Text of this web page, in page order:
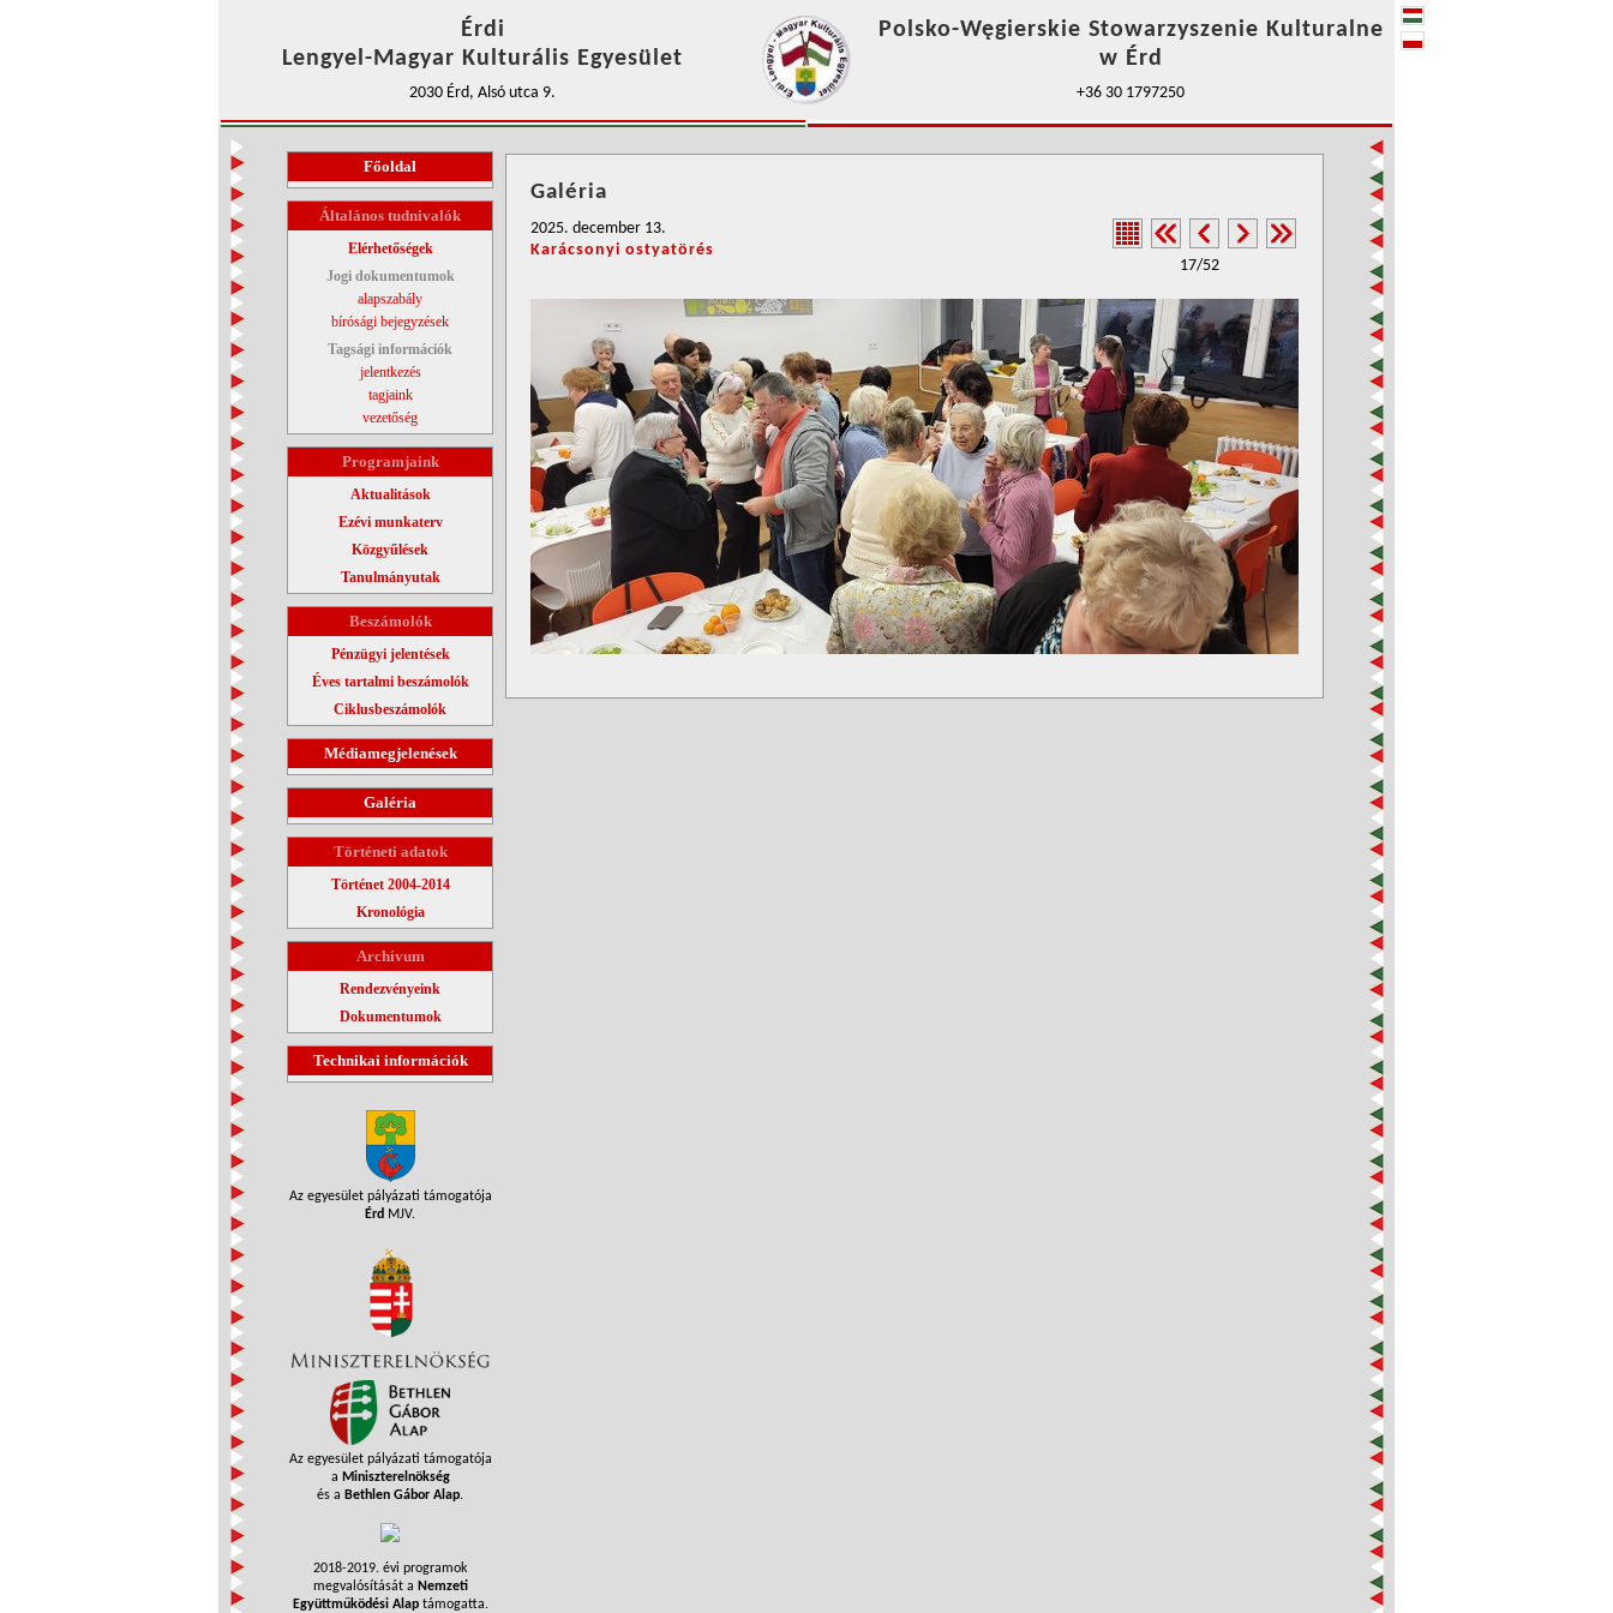
Érdi
Lengyel-Magyar Kulturális Egyesület
2030 Érd, Alsó utca 9.
Polsko-Węgierskie Stowarzyszenie Kulturalne
w Érd
+36 30 1797250
Főoldal
Általános tudnivalók
Elérhetőségek
Jogi dokumentumok
alapszabály
bírósági bejegyzések
Tagsági információk
jelentkezés
tagjaink
vezetőség
Programjaink
Aktualitások
Ezévi munkaterv
Közgyűlések
Tanulmányutak
Beszámolók
Pénzügyi jelentések
Éves tartalmi beszámolók
Ciklusbeszámolók
Médiamegjelenések
Galéria
Történeti adatok
Történet 2004-2014
Kronológia
Archívum
Rendezvényeink
Dokumentumok
Technikai információk
Az egyesület pályázati támogatója
Érd MJV.
Az egyesület pályázati támogatója
a Miniszterelnökség
és a Bethlen Gábor Alap.
2018-2019. évi programok
megvalósítását a Nemzeti
Együttműködési Alaptámogatta.
Galéria
2025. december 13.
Karácsonyi ostyatörés
17/52